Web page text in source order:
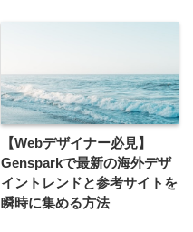
【Webデザイナー必見】
Gensparkで最新の海外デザ
イントレンドと参考サイトを
瞬時に集める方法